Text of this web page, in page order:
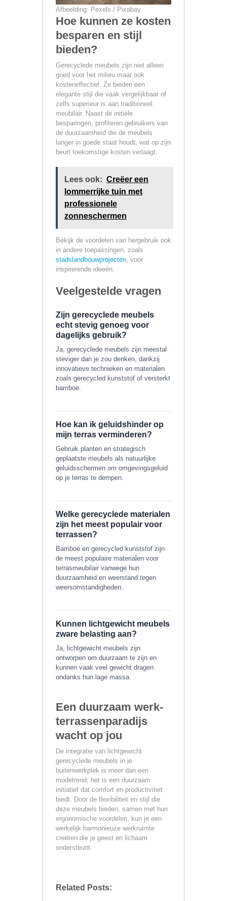
Afbeelding: Pexels / Pixabay
Hoe kunnen ze kosten
besparen en stijl
bieden?
Gerecyclede meubels zijn niet alleen
goed voor het milieu maar ook
kosteneffectief. Ze bieden een
elegante stijl die vaak vergelijkbaar of
zelfs superieur is aan traditioneel
meubilair. Naast de initiële
besparingen, profiteren gebruikers van
de duurzaamheid die de meubels
langer in goede staat houdt, wat op zijn
beurt toekomstige kosten verlaagt.
Lees ook: Creëer een
lommerrijke tuin met
professionele
zonneschermen
Bekijk de voordelen van hergebruik ook
in andere toepassingen, zoals
stadslandbouwprojecten, voor
inspirerende ideeën.
Veelgestelde vragen
Zijn gerecyclede meubels
echt stevig genoeg voor
dagelijks gebruik?
Ja, gerecyclede meubels zijn meestal
steviger dan je zou denken, dankzij
innovatieve technieken en materialen
zoals gerecycled kunststof of versterkt
bamboe.
Hoe kan ik geluidshinder op
mijn terras verminderen?
Gebruik planten en strategisch
geplaatste meubels als natuurlijke
geluidsschermen om omgevingsgeluid
op je terras te dempen.
Welke gerecyclede materialen
zijn het meest populair voor
terrassen?
Bamboe en gerecycled kunststof zijn
de meest populaire materialen voor
terrasmeubilair vanwege hun
duurzaamheid en weerstand tegen
weersomstandigheden.
Kunnen lichtgewicht meubels
zware belasting aan?
Ja, lichtgewicht meubels zijn
ontworpen om duurzaam te zijn en
kunnen vaak veel gewicht dragen
ondanks hun lage massa.
Een duurzaam werk-
terrassenparadijs
wacht op jou
De integratie van lichtgewicht
gerecyclede meubels in je
buitenwerkplek is meer dan een
modetrend; het is een duurzaam
initiatief dat comfort en productiviteit
biedt. Door de flexibiliteit en stijl die
deze meubels bieden, samen met hun
ergonomische voordelen, kun je een
werkelijk harmonieuze werkruimte
creëren die je geest en lichaam
ondersteunt.
Related Posts: